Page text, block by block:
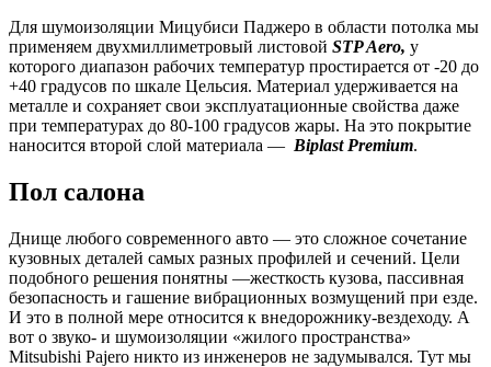
Для шумоизоляции Мицубиси Паджеро в области потолка мы
применяем двухмиллиметровый листовой STP Aero, у
которого диапазон рабочих температур простирается от -20 до
+40 градусов по шкале Цельсия. Материал удерживается на
металле и сохраняет свои эксплуатационные свойства даже
при температурах до 80-100 градусов жары. На это покрытие
наносится второй слой материала — Biplast Premium.
Пол салона
Днище любого современного авто — это сложное сочетание
кузовных деталей самых разных профилей и сечений. Цели
подобного решения понятны —жесткость кузова, пассивная
безопасность и гашение вибрационных возмущений при езде.
И это в полной мере относится к внедорожнику-вездеходу. А
вот о звуко- и шумоизоляции «жилого пространства»
Mitsubishi Pajero никто из инженеров не задумывался. Тут мы